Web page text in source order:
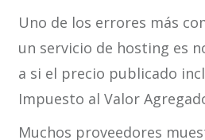
Uno de los errores más
un servicio de hosting es
a si el precio publicado
Impuesto al Valor
Muchos proveedores